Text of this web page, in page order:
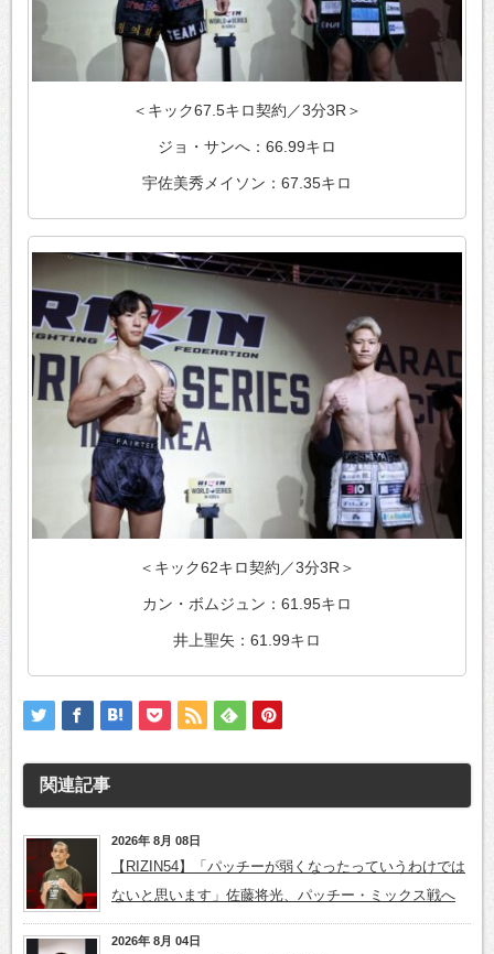
＜キック67.5キロ契約／3分3R＞
ジョ・サンへ：66.99キロ
宇佐美秀メイソン：67.35キロ
＜キック62キロ契約／3分3R＞
カン・ボムジュン：61.95キロ
井上聖矢：61.99キロ
関連記事
2026年 8月 08日
【RIZIN54】「パッチーが弱くなったっていうわけでは
ないと思います」佐藤将光、パッチー・ミックス戦へ
2026年 8月 04日